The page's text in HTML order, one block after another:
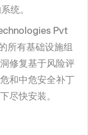
统。
Pvt
所有基础设施组
修复基于风险评
和中危安全补丁
尽快安装。